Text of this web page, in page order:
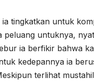
tingkatkan untuk
peluang untuknya,
ia berfikir bahwa
kedepannya ia
terlihat